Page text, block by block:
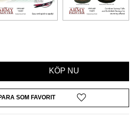
Lägg till i favoriter